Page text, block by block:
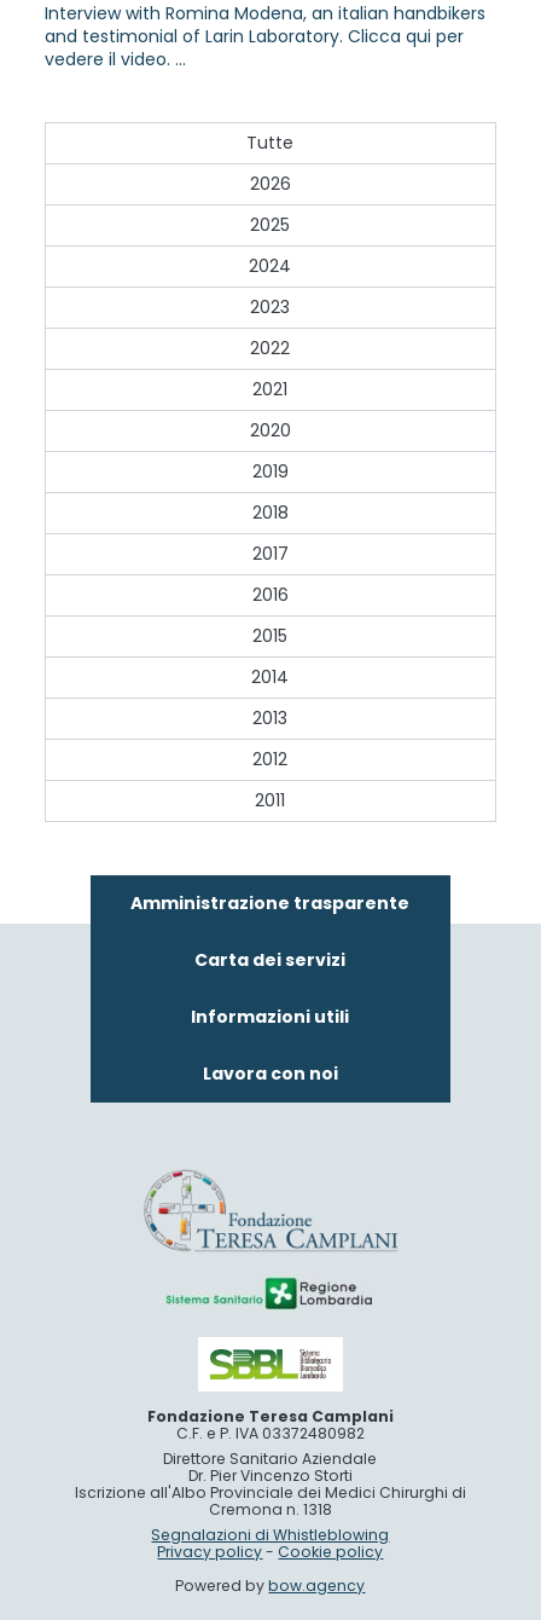
Tutte
2026
2025
2024
2023
2022
2021
2020
2019
2018
2017
2016
2015
2014
2013
2012
2011
Interview with Romina Modena, an italian handbikers
and testimonial of Larin Laboratory. Clicca qui per
vedere il video. ...
Amministrazione trasparente
Carta dei servizi
Informazioni utili
Lavora con noi
Fondazione Teresa Camplani
C.F. e P. IVA 03372480982
Direttore Sanitario Aziendale
Dr. Pier Vincenzo Storti
Iscrizione all'Albo Provinciale dei Medici Chirurghi di
Cremona n. 1318
Segnalazioni di Whistleblowing
Privacy policy-Cookie policy
Powered bybow.agency